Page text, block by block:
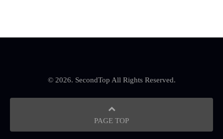
© 2026. SecondTop All Rights Reserved.
PAGE TOP